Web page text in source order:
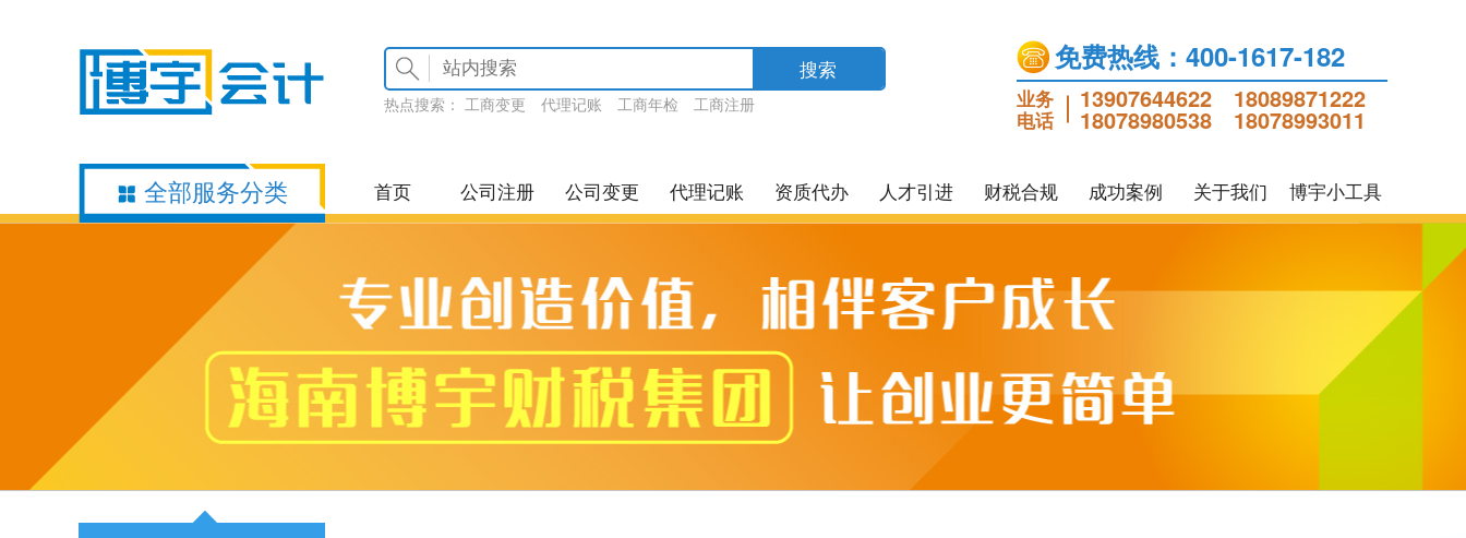
搜索
热点搜索： 工商变更 代理记账 工商年检 工商注册
免费热线：400-1617-182
业务
电话
13907644622 18089871222
18078980538 18078993011
全部服务分类 首页 公司注册 公司变更 代理记账 资质代办 人才引进 财税合规 成功案例 关于我们 博宇小工具